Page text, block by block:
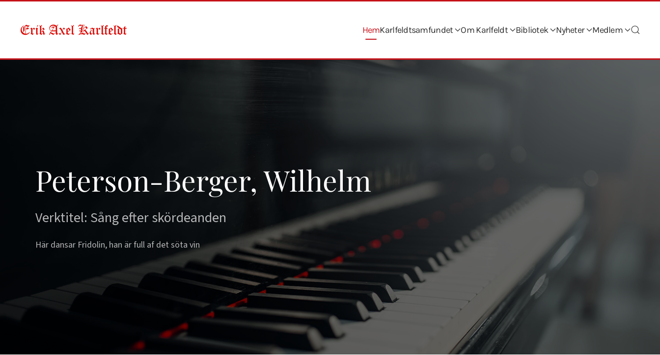
Skip to main content HemKarlfeldtsamfundet Om Karlfeldt Bibliotek Nyheter Medlem
Peterson-Berger, Wilhelm
Verktitel: Sång efter skördeanden
Här dansar Fridolin, han är full af det söta vin